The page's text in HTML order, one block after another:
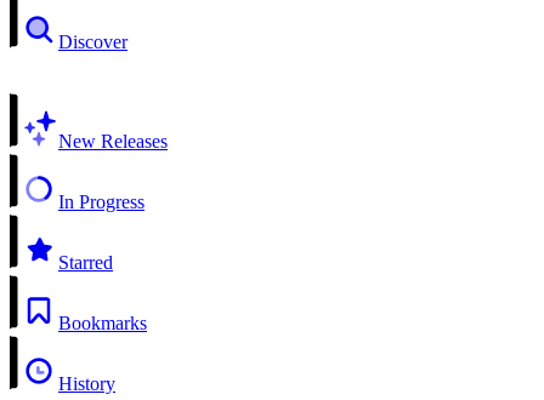
Discover
New Releases
In Progress
Starred
Bookmarks
History